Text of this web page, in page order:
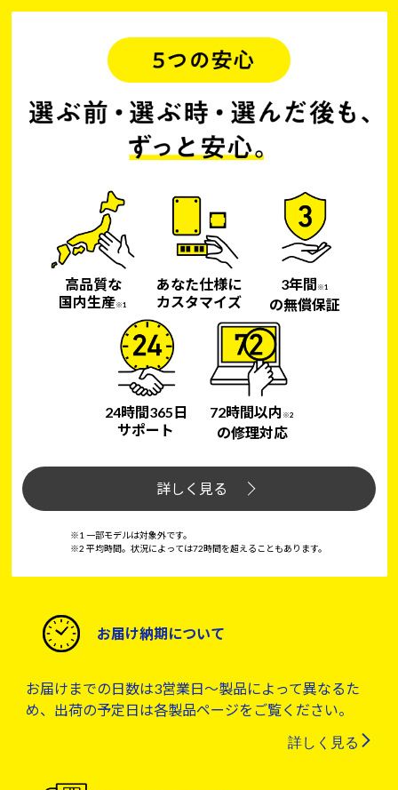
高品質な
国内生産※1
あなた仕様に
カスタマイズ
3年間 ※1
の無償保証
24時間365日
サポート
72時間以内 ※2
の修理対応
詳しく見る
※1 一部モデルは対象外です。
※2 平均時間。状況によっては72時間を超えることもあります。
お届け納期について
お届けまでの日数は3営業日～製品によって異なるた
め、出荷の予定日は各製品ページをご覧ください。
詳しく見る